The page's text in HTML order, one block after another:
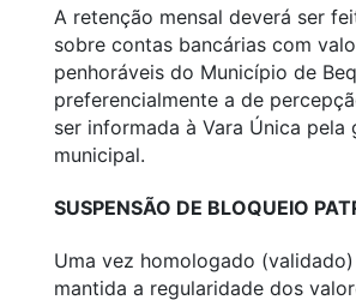
A retenção mensal deverá ser
sobre contas bancárias com
penhoráveis do Município de
preferencialmente a de
ser informada à Vara Única pela
municipal.
SUSPENSÃO DE BLOQUEIO
Uma vez homologado
mantida a regularidade dos